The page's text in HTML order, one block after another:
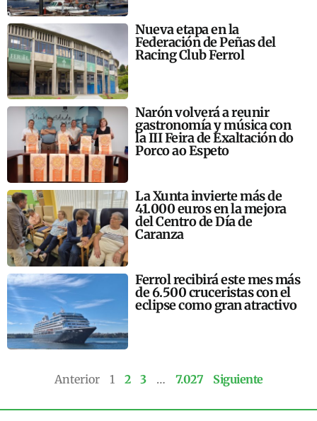
Nueva etapa en la
Federación de Peñas del
Racing Club Ferrol
Narón volverá a reunir
gastronomía y música con
la III Feira de Exaltación do
Porco ao Espeto
La Xunta invierte más de
41.000 euros en la mejora
del Centro de Día de
Caranza
Ferrol recibirá este mes más
de 6.500 cruceristas con el
eclipse como gran atractivo
Anterior 1 2 3 … 7.027 Siguiente